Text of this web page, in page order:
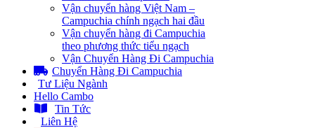
Vận chuyển hàng Việt Nam –
Campuchia chính ngạch hai đầu
Vận chuyển hàng đi Campuchia
theo phương thức tiểu ngạch
Vận Chuyển Hàng Đi Campuchia
Chuyển Hàng Đi Campuchia
Tư Liệu Ngành
Hello Cambo
Tin Tức
Liên Hệ